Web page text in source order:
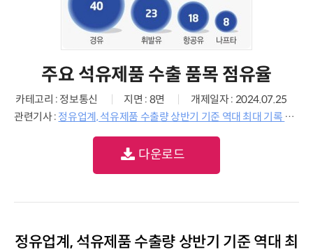
주요 석유제품 수출 품목 점유율
카테고리 : 정보통신 지면 : 8면
개제일자 : 2024.07.25
관련기사 : 정유업계, 석유제품 수출량 상반기 기준 역대 최대 기록 경신
다운로드
정유업계, 석유제품 수출량 상반기 기준 역대 최